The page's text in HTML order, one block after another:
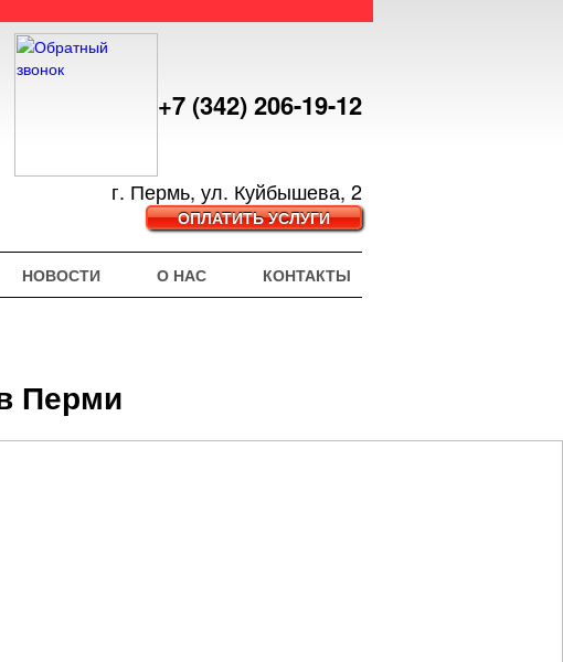
+7 (342) 206-19-12
г. Пермь, ул. Куйбышева, 2
ОПЛАТИТЬ УСЛУГИ
НОВОСТИ О НАС КОНТАКТЫ
Перми